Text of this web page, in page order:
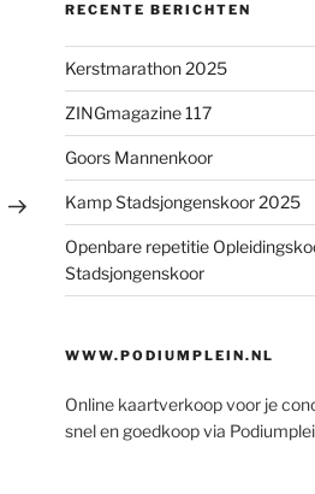
bericht
RECENTE BERICHTEN
Kerstmarathon 2025
ZINGmagazine 117
Goors Mannenkoor
Kamp Stadsjongenskoor 2025
Openbare repetitie
Stadsjongenskoor
WWW.PODIUMPLEIN.NL
Online kaartverkoop voor je
snel en goedkoop via